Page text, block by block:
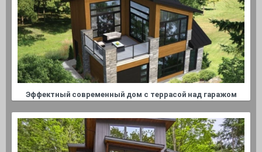
Эффектный современный дом с террасой над гаражом